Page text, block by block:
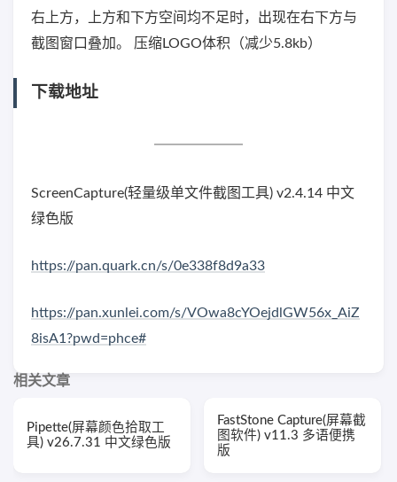
右上方，上方和下方空间均不足时，出现在右下方与
截图窗口叠加。 压缩LOGO体积（减少5.8kb）
下载地址
ScreenCapture(轻量级单文件截图工具) v2.4.14 中文
绿色版
https://pan.quark.cn/s/0e338f8d9a33
https://pan.xunlei.com/s/VOwa8cYOejdlGW56x_AiZ
8isA1?pwd=phce#
相关文章
Pipette(屏幕颜色拾取工
具) v26.7.31 中文绿色版
FastStone Capture(屏幕截
图软件) v11.3 多语便携
版